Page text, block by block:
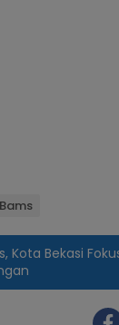
Kota Bekasi